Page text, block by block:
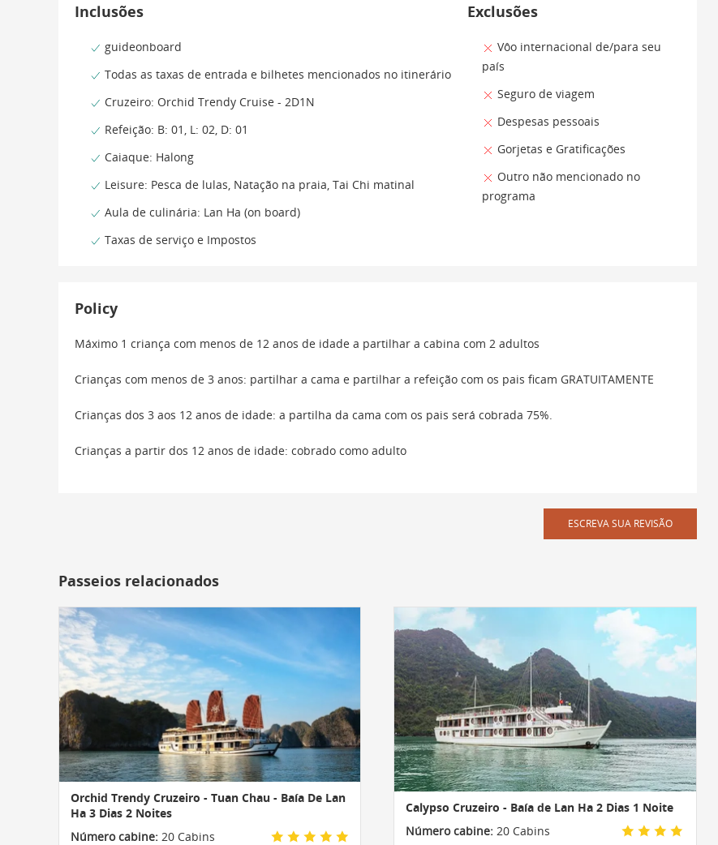
Inclusões
guideonboard
Todas as taxas de entrada e bilhetes mencionados no itinerário
Cruzeiro: Orchid Trendy Cruise - 2D1N
Refeição: B: 01, L: 02, D: 01
Caiaque: Halong
Leisure: Pesca de lulas, Natação na praia, Tai Chi matinal
Aula de culinária: Lan Ha (on board)
Taxas de serviço e Impostos
Exclusões
Vôo internacional de/para seu
país
Seguro de viagem
Despesas pessoais
Gorjetas e Gratificações
Outro não mencionado no
programa
Policy
Máximo 1 criança com menos de 12 anos de idade a partilhar a cabina com 2 adultos
Crianças com menos de 3 anos: partilhar a cama e partilhar a refeição com os pais ficam GRATUITAMENTE
Crianças dos 3 aos 12 anos de idade: a partilha da cama com os pais será cobrada 75%.
Crianças a partir dos 12 anos de idade: cobrado como adulto
ESCREVA SUA REVISÃO
Passeios relacionados
Orchid Trendy Cruzeiro - Tuan Chau - Baía De Lan
Ha 3 Dias 2 Noites
Número cabine: 20 Cabins
Calypso Cruzeiro - Baía de Lan Ha 2 Dias 1 Noite
Número cabine: 20 Cabins